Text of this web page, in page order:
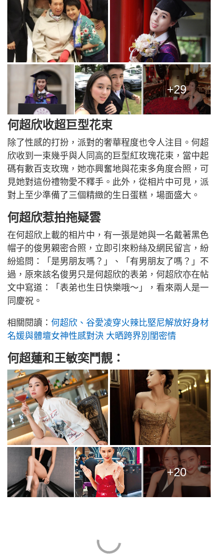
+29
何超欣收超巨型花束
除了性感的打扮，派對的奢華程度也令人注目。何超
欣收到一束幾乎與人同高的巨型紅玫瑰花束，當中起
碼有數百支玫瑰，她亦興奮地與花束多角度合照，可
見她對這份禮物愛不釋手。此外，從相片中可見，派
對上至少準備了三個精緻的生日蛋糕，場面盛大。
何超欣惹拍拖疑雲
在何超欣上載的相片中，有一張是她與一名戴著黑色
帽子的俊男親密合照，立即引來粉絲及網民留言，紛
紛追問：「是男朋友嗎？」、「有男朋友了嗎？」不
過，原來該名俊男只是何超欣的表弟，何超欣亦在帖
文中寫道：「表弟也生日快樂哦～」，看來兩人是一
同慶祝。
相關閱讀： 何超欣、谷愛凌穿火辣比堅尼解放好身材
名媛與體壇女神性感對決 大晒跨界別閨密情
何超蓮和王敏奕鬥靚：
+20